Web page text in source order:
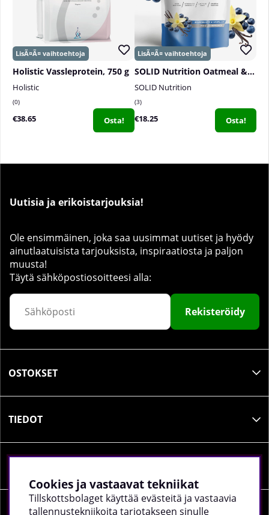
Holistic Vassleprotein, 750 g
Holistic
0
€38.65 Osta!
SOLID Nutrition Oatmeal & Protein Mix, 750 g
SOLID Nutrition
3
€18.25 Osta!
Uutisia ja erikoistarjouksia!
Ole ensimmäinen, joka saa uusimmat uutiset ja hyödy
ainutlaatuisista tarjouksista, inspiraatiosta ja paljon
muusta!
Täytä sähköpostiosoitteesi alla:
Rekisteröidy
OSTOKSET
TIEDOT
Cookies ja vastaavat tekniikat
Tillskottsbolaget käyttää evästeitä ja vastaavia
tallennustekniikoita tarjotakseen sinulle